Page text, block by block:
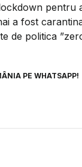
pentru
a fost
de politica
PE WHATSAPP!